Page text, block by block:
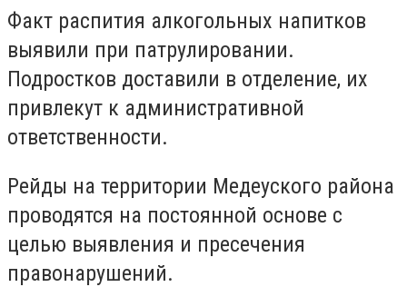
Факт распития алкогольных напитков
выявили при патрулировании.
Подростков доставили в отделение, их
привлекут к административной
ответственности.
Рейды на территории Медеуского района
проводятся на постоянной основе с
целью выявления и пресечения
правонарушений.